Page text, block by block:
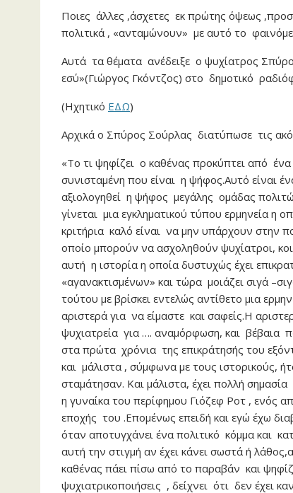
Ποιες άλλες ,άσχετες εκ πρώτης όψεως
πολιτικά , «ανταμώνουν» με αυτό το
Αυτά τα θέματα ανέδειξε ο ψυχίατρος
εσύ»(Γιώργος Γκόντζος) στο δημοτικό
(Ηχητικό ΕΔΩ)
Αρχικά ο Σπύρος Σούρλας διατύπωσε τις
«Το τι ψηφίζει ο καθένας προκύπτει από
συνισταμένη που είναι η ψήφος.Αυτό είναι
αξιολογηθεί η ψήφος μεγάλης ομάδας
γίνεται μια εγκληματικού τύπου ερμηνεία η
κριτήρια καλό είναι να μην υπάρχουν στην
οποίο μπορούν να ασχοληθούν ψυχίατροι,
αυτή η ιστορία η οποία δυστυχώς έχει
«αγανακτισμένων» και τώρα μοιάζει σιγά
τούτου με βρίσκει εντελώς αντίθετο μια
αριστερά για να είμαστε και σαφείς.Η
ψυχιατρεία για …. αναμόρφωση, και βέβαια
στα πρώτα χρόνια της επικράτησής του
και μάλιστα , σύμφωνα με τους ιστορικούς,
σταμάτησαν. Και μάλιστα, έχει πολλή
η γυναίκα του περίφημου Γιόζεφ Ροτ , ενός
εποχής του .Επομένως επειδή και εγώ έχω
όταν αποτυγχάνει ένα πολιτικό κόμμα και
αυτή την στιγμή αν έχει κάνει σωστά ή
καθένας πάει πίσω από το παραβάν και
ψυχιατρικοποιήσεις , δείχνει ότι δεν έχει